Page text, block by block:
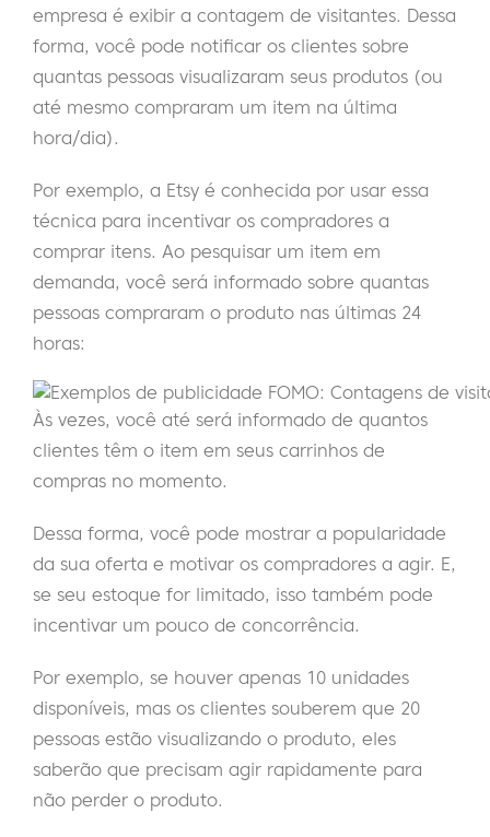
empresa é exibir a contagem de visitantes. Dessa
forma, você pode notificar os clientes sobre
quantas pessoas visualizaram seus produtos (ou
até mesmo compraram um item na última
hora/dia).
Por exemplo, a Etsy é conhecida por usar essa
técnica para incentivar os compradores a
comprar itens. Ao pesquisar um item em
demanda, você será informado sobre quantas
pessoas compraram o produto nas últimas 24
horas:
Às vezes, você até será informado de quantos
clientes têm o item em seus carrinhos de
compras no momento.
Dessa forma, você pode mostrar a popularidade
da sua oferta e motivar os compradores a agir. E,
se seu estoque for limitado, isso também pode
incentivar um pouco de concorrência.
Por exemplo, se houver apenas 10 unidades
disponíveis, mas os clientes souberem que 20
pessoas estão visualizando o produto, eles
saberão que precisam agir rapidamente para
não perder o produto.